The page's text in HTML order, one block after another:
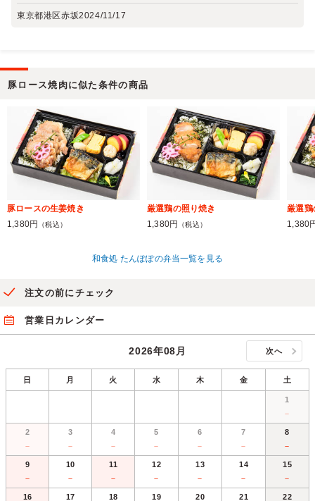
東京都港区赤坂2024/11/17
豚ロース焼肉に似た条件の商品
豚ロースの生姜焼き
1,380円
（税込）
厳選鶏の照り焼き
1,380円
（税込）
厳選鶏
1,380
和食処 たんぽぽの弁当一覧を見る
注文の前にチェック
営業日カレンダー
2026年08月 次へ
日 月 火 水 木 金 土
1
－
2
－
3
－
4
－
5
－
6
－
7
－
8
－
9
－
10
－
11
－
12
－
13
－
14
－
15
－
16 17 18 19 20 21 22